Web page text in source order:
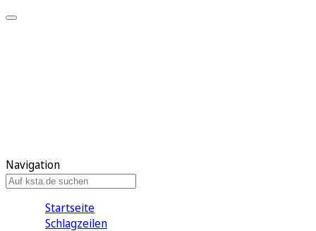
Navigation
Startseite
Schlagzeilen